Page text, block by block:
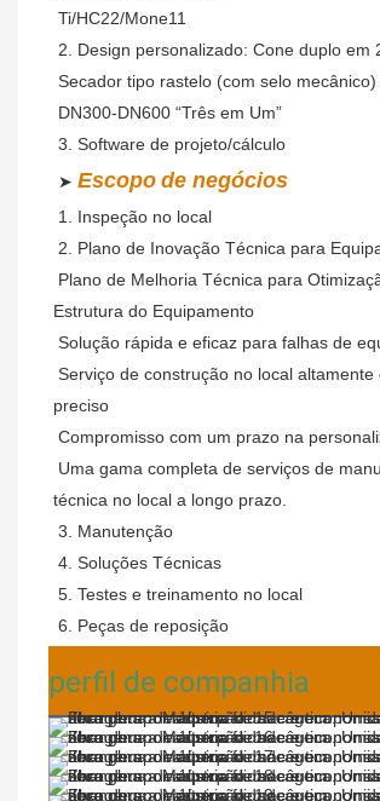
Ti/HC22/Mone11
2. Design personalizado: Cone duplo em
Secador tipo rastelo (com selo mecânico)
DN300-DN600 “Três em Um”
3. Software de projeto/cálculo
➤ Escopo de negócios
1. Inspeção no local
2. Plano de Inovação Técnica para
Plano de Melhoria Técnica para
Estrutura do Equipamento
Solução rápida e eficaz para falhas de
Serviço de construção no local altamente
preciso
Compromisso com um prazo na
Uma gama completa de serviços de
técnica no local a longo prazo.
3. Manutenção
4. Soluções Técnicas
5. Testes e treinamento no local
6. Peças de reposição
perfil de companhia